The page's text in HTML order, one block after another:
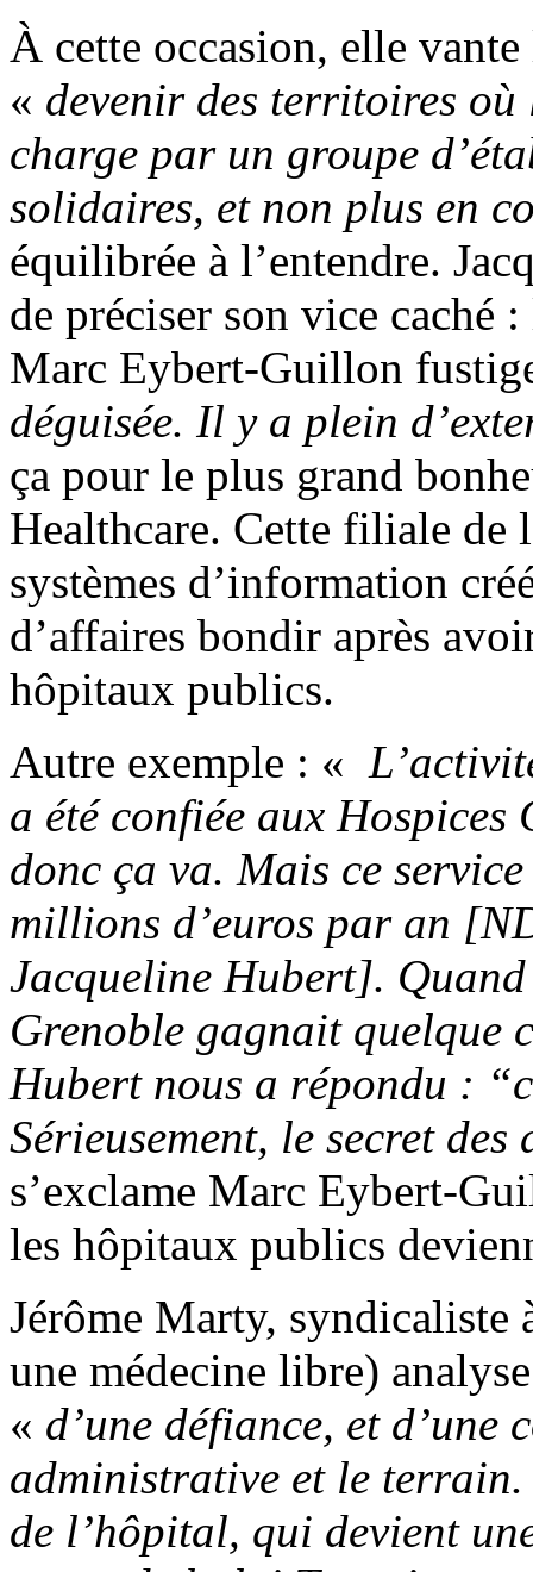
À cette occasion, elle
« devenir des territoires où
charge par un groupe
solidaires, et non plus en
équilibrée à l’entendre.
de préciser son vice caché
Marc Eybert-Guillon
déguisée. Il y a plein
ça pour le plus grand
Healthcare. Cette filiale de
systèmes d’information
d’affaires bondir après
hôpitaux publics.
Autre exemple : «
a été confiée aux
donc ça va. Mais ce
millions d’euros par an
Jacqueline Hubert].
Grenoble gagnait quelque
Hubert nous a répondu :
Sérieusement, le secret
s’exclame Marc Eybert-
les hôpitaux publics
Jérôme Marty,
une médecine libre)
« d’une défiance, et d’une
administrative et le
de l’hôpital, qui devient